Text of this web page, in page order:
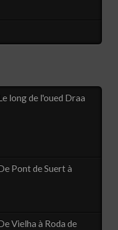
long de l'oued Draa
Pont de Suert à
Vielha à Roda de